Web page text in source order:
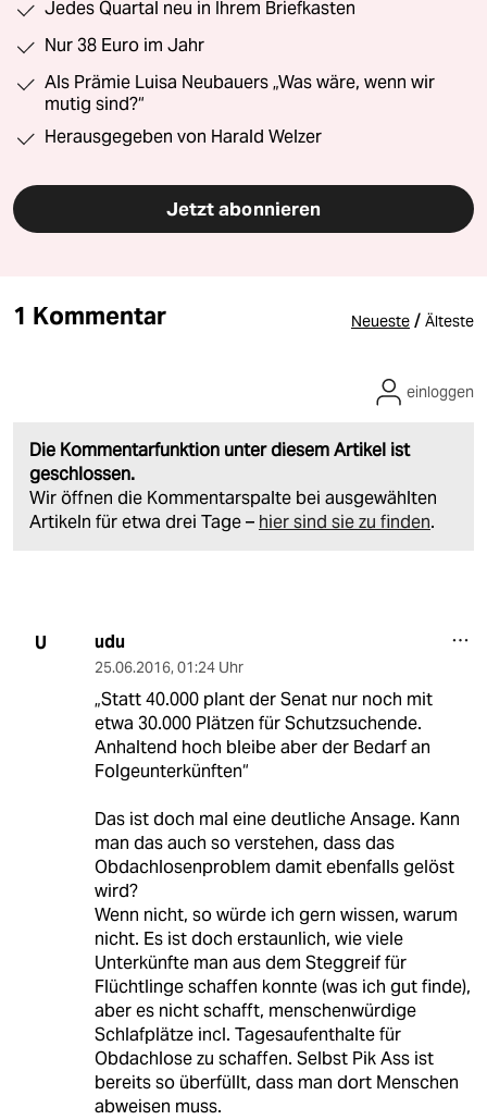
Jedes Quartal neu in Ihrem Briefkasten
Nur 38 Euro im Jahr
Als Prämie Luisa Neubauers „Was wäre, wenn wir
mutig sind?“
Herausgegeben von Harald Welzer
Jetzt abonnieren
1 Kommentar Neueste / Älteste
Die Kommentarfunktion unter diesem Artikel ist
geschlossen.
Wir öffnen die Kommentarspalte bei ausgewählten
Artikeln für etwa drei Tage – hier sind sie zu finden.
einloggen
U udu
25.06.2016, 01:24 Uhr
„Statt 40.000 plant der Senat nur noch mit
etwa 30.000 Plätzen für Schutzsuchende.
Anhaltend hoch bleibe aber der Bedarf an
Folgeunterkünften“
Das ist doch mal eine deutliche Ansage. Kann
man das auch so verstehen, dass das
Obdachlosenproblem damit ebenfalls gelöst
wird?
Wenn nicht, so würde ich gern wissen, warum
nicht. Es ist doch erstaunlich, wie viele
Unterkünfte man aus dem Steggreif für
Flüchtlinge schaffen konnte (was ich gut finde),
aber es nicht schafft, menschenwürdige
Schlafplätze incl. Tagesaufenthalte für
Obdachlose zu schaffen. Selbst Pik Ass ist
bereits so überfüllt, dass man dort Menschen
abweisen muss.